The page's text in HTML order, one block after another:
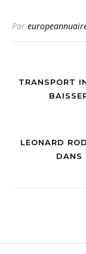
blogs beaute
Par
TRANSPORT
LEONARD
DANS